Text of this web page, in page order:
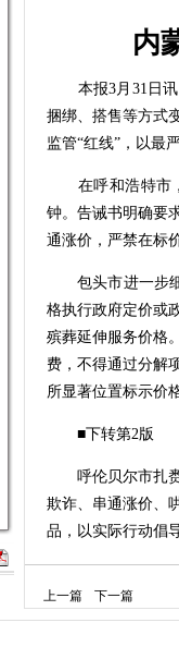
内
本报3月31日讯
捆绑、搭售等方式
监管“红线”，以最
在呼和浩特市，
钟。告诫书明确要
通涨价，严禁在标
包头市进一步细
格执行政府定价或
殡葬延伸服务价格
费，不得通过分解
所显著位置标示价
■下转第2版 ■
呼伦贝尔市扎赉
欺诈、串通涨价、
品，以实际行动倡
面整改，规范经营
上一篇 下一篇